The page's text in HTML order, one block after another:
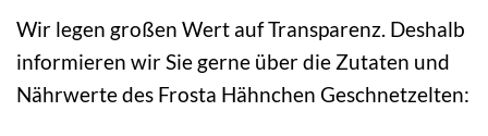
Wir legen großen Wert auf Transparenz. Deshalb
informieren wir Sie gerne über die Zutaten und
Nährwerte des Frosta Hähnchen Geschnetzelten: